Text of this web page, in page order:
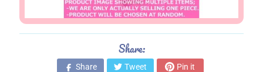
r
m
Share:
Share Tweet Pin it